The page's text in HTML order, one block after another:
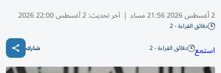
2 أغسطس 2026 21:56 مساء | آخر تحديث:2 أغسطس 22:00 2026
دقائق القراءة - 2
استمع دقائق القراءة - 2 شارك